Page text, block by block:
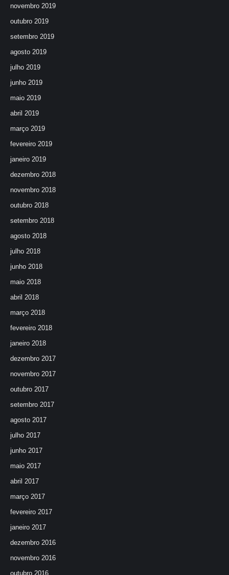
novembro 2019
outubro 2019
setembro 2019
agosto 2019
julho 2019
junho 2019
maio 2019
abril 2019
março 2019
fevereiro 2019
janeiro 2019
dezembro 2018
novembro 2018
outubro 2018
setembro 2018
agosto 2018
julho 2018
junho 2018
maio 2018
abril 2018
março 2018
fevereiro 2018
janeiro 2018
dezembro 2017
novembro 2017
outubro 2017
setembro 2017
agosto 2017
julho 2017
junho 2017
maio 2017
abril 2017
março 2017
fevereiro 2017
janeiro 2017
dezembro 2016
novembro 2016
outubro 2016